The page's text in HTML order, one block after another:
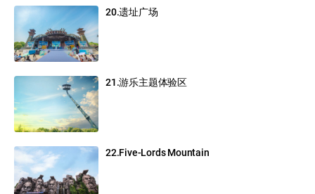
20.遗址广场
21.游乐主题体验区
22.Five-Lords Mountain